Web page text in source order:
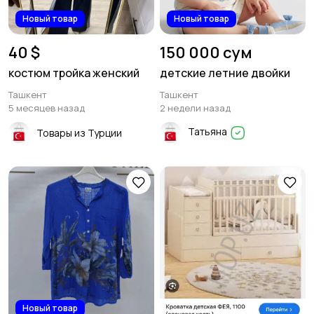
Новый товар
40 $
костюм тройка женский
Ташкент
5 месяцев назад
Товары из Турции
Новый товар
150 000 сум
детские летние двойки
Ташкент
2 недели назад
Татьяна
Новый товар